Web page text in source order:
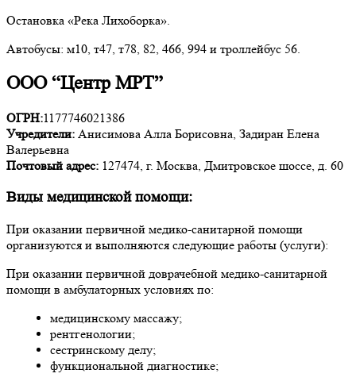
Остановка «Река Лихоборка».
Автобусы: м10, т47, т78, 82, 466, 994 и троллейбус 56.
ООО “Центр МРТ”
ОГРН:1177746021386
Учредители: Анисимова Алла Борисовна, Задиран Елена
Валерьевна
Почтовый адрес: 127474, г. Москва, Дмитровское шоссе, д. 60
Виды медицинской помощи:
При оказании первичной медико-санитарной помощи
организуются и выполняются следующие работы (услуги):
При оказании первичной доврачебной медико-санитарной
помощи в амбулаторных условиях по:
медицинскому массажу;
рентгенологии;
сестринскому делу;
функциональной диагностике;